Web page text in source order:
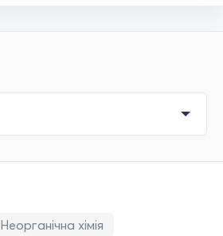
Неорганічна хімія